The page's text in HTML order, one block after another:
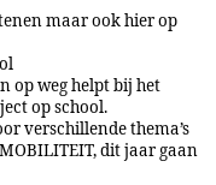
maar ook hier op
op weg helpt bij het
op school.
verschillende thema’s
dit jaar gaan